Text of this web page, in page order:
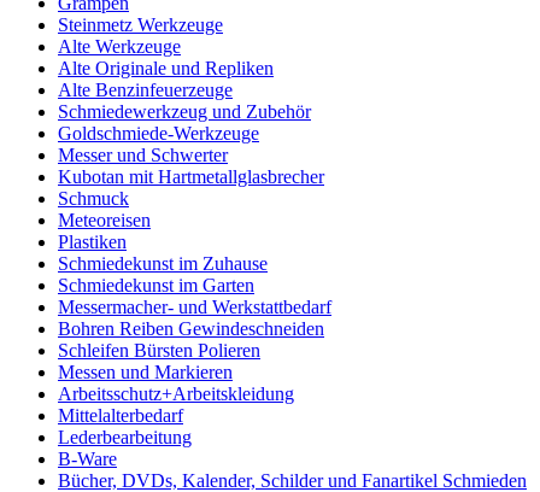
Steinmetz Werkzeuge
Alte Werkzeuge
Alte Originale und Repliken
Alte Benzinfeuerzeuge
Schmiedewerkzeug und Zubehör
Goldschmiede-Werkzeuge
Messer und Schwerter
Kubotan mit Hartmetallglasbrecher
Schmuck
Meteoreisen
Plastiken
Schmiedekunst im Zuhause
Schmiedekunst im Garten
Messermacher- und Werkstattbedarf
Bohren Reiben Gewindeschneiden
Schleifen Bürsten Polieren
Messen und Markieren
Arbeitsschutz+Arbeitskleidung
Mittelalterbedarf
Lederbearbeitung
B-Ware
Bücher, DVDs, Kalender, Schilder und Fanartikel Schmieden